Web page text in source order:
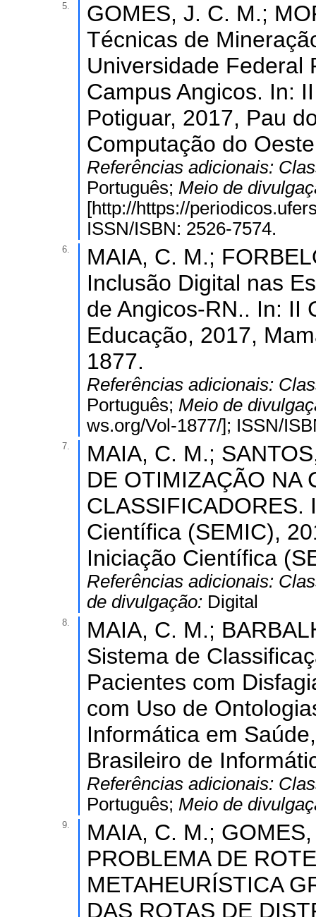
5.
GOMES, J. C. M.;
Técnicas de
Universidade Federal
Campus Angicos. In:
Potiguar, 2017, Pau
Computação do
Referências adicionais:
Português; Meio de
[http://https://
ISSN/ISBN: 2526-7574.
6.
MAIA, C. M.;
Inclusão Digital nas
de Angicos-RN.. In: II
Educação, 2017,
1877.
Referências adicionais:
Português; Meio de
ws.org/Vol-1877/]; ISSN/
7.
MAIA, C. M.;
DE OTIMIZAÇÃO NA
CLASSIFICADORES.
Científica (SEMIC),
Iniciação Científica
Referências adicionais:
de divulgação: Digital
8.
MAIA, C. M.;
Sistema de
Pacientes com
com Uso de
Informática em
Brasileiro de
Referências adicionais:
Português; Meio de
9.
MAIA, C. M.;
PROBLEMA DE
METAHEURÍSTICA
DAS ROTAS DE